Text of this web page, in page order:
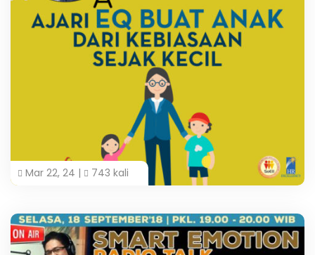
Mar 22, 24 | 743 kali